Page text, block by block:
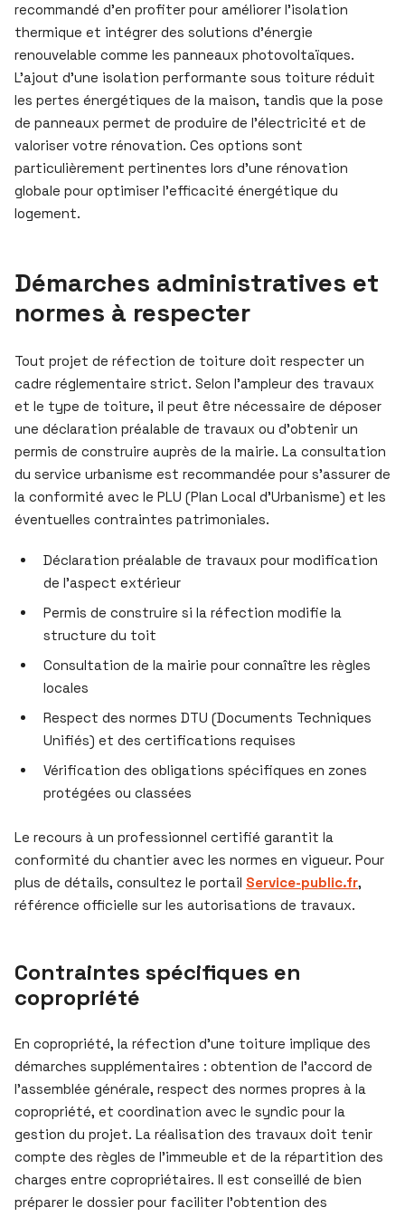
recommandé d’en profiter pour améliorer l’isolation
thermique et intégrer des solutions d’énergie
renouvelable comme les panneaux photovoltaïques.
L’ajout d’une isolation performante sous toiture réduit
les pertes énergétiques de la maison, tandis que la pose
de panneaux permet de produire de l’électricité et de
valoriser votre rénovation. Ces options sont
particulièrement pertinentes lors d’une rénovation
globale pour optimiser l’efficacité énergétique du
logement.
Démarches administratives et
normes à respecter
Tout projet de réfection de toiture doit respecter un
cadre réglementaire strict. Selon l’ampleur des travaux
et le type de toiture, il peut être nécessaire de déposer
une déclaration préalable de travaux ou d’obtenir un
permis de construire auprès de la mairie. La consultation
du service urbanisme est recommandée pour s’assurer de
la conformité avec le PLU (Plan Local d’Urbanisme) et les
éventuelles contraintes patrimoniales.
Déclaration préalable de travaux pour modification
de l’aspect extérieur
Permis de construire si la réfection modifie la
structure du toit
Consultation de la mairie pour connaître les règles
locales
Respect des normes DTU (Documents Techniques
Unifiés) et des certifications requises
Vérification des obligations spécifiques en zones
protégées ou classées
Le recours à un professionnel certifié garantit la
conformité du chantier avec les normes en vigueur. Pour
plus de détails, consultez le portail Service-public.fr,
référence officielle sur les autorisations de travaux.
Contraintes spécifiques en
copropriété
En copropriété, la réfection d’une toiture implique des
démarches supplémentaires : obtention de l’accord de
l’assemblée générale, respect des normes propres à la
copropriété, et coordination avec le syndic pour la
gestion du projet. La réalisation des travaux doit tenir
compte des règles de l’immeuble et de la répartition des
charges entre copropriétaires. Il est conseillé de bien
préparer le dossier pour faciliter l’obtention des